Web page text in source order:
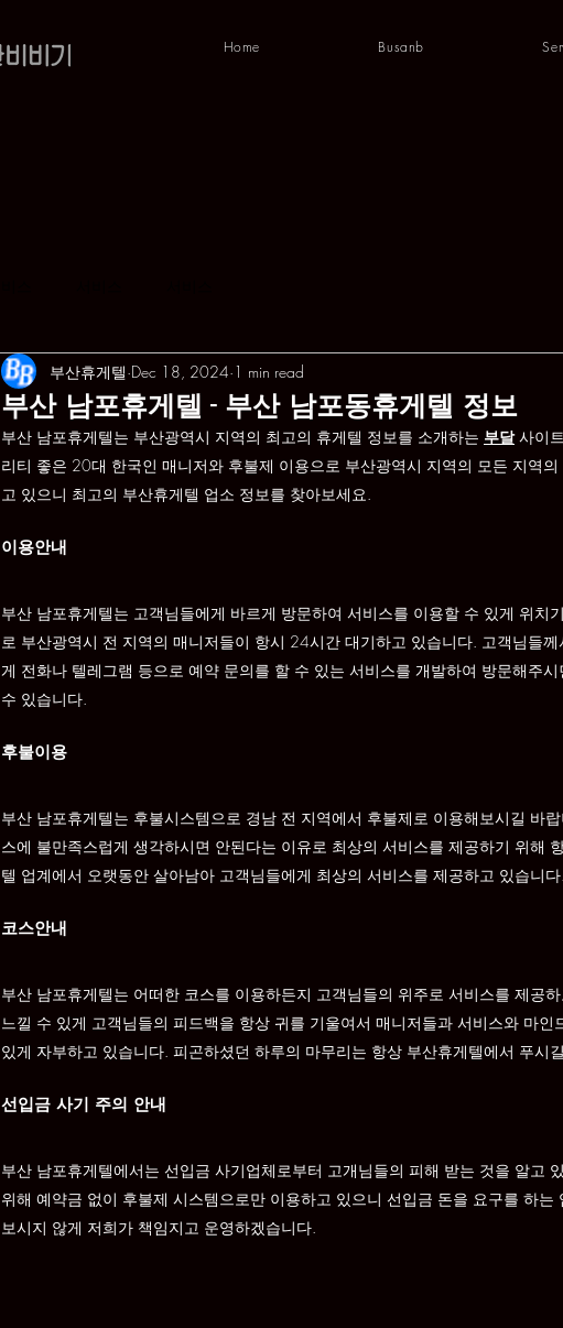
Home Busanb
부산 남포휴게텔 - 부산 남포동휴게텔 정보
부산휴게텔 Dec 18, 2024 1 min read
부산 남포휴게텔는 부산광역시 지역의 최고의 휴게텔 정보를 소개하는 부달 사이
리티 좋은 20대 한국인 매니저와 후불제 이용으로 부산광역시 지역의 모든 지역
고 있으니 최고의 부산휴게텔 업소 정보를 찾아보세요.
이용안내
부산 남포휴게텔는 고객님들에게 바르게 방문하여 서비스를 이용할 수 있게 위치
로 부산광역시 전 지역의 매니저들이 항시 24시간 대기하고 있습니다. 고객님들
게 전화나 텔레그램 등으로 예약 문의를 할 수 있는 서비스를 개발하여 방문해주
수 있습니다.
후불이용
부산 남포휴게텔는 후불시스템으로 경남 전 지역에서 후불제로 이용해보시길 바
스에 불만족스럽게 생각하시면 안된다는 이유로 최상의 서비스를 제공하기 위해
텔 업계에서 오랫동안 살아남아 고객님들에게 최상의 서비스를 제공하고 있습니다.
코스안내
부산 남포휴게텔는 어떠한 코스를 이용하든지 고객님들의 위주로 서비스를 제공
느낄 수 있게 고객님들의 피드백을 항상 귀를 기울여서 매니저들과 서비스와 마
있게 자부하고 있습니다. 피곤하셨던 하루의 마무리는 항상 부산휴게텔에서 푸시
선입금 사기 주의 안내
부산 남포휴게텔에서는 선입금 사기업체로부터 고개님들의 피해 받는 것을 알고
위해 예약금 없이 후불제 시스템으로만 이용하고 있으니 선입금 돈을 요구를 하
보시지 않게 저희가 책임지고 운영하겠습니다.